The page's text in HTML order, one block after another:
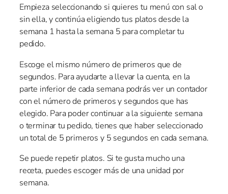
Empieza seleccionando si quieres tu menú con sal o
sin ella, y continúa eligiendo tus platos desde la
semana 1 hasta la semana 5 para completar tu
pedido.
Escoge el mismo número de primeros que de
segundos. Para ayudarte a llevar la cuenta, en la
parte inferior de cada semana podrás ver un contador
con el número de primeros y segundos que has
elegido. Para poder continuar a la siguiente semana
o terminar tu pedido, tienes que haber seleccionado
un total de 5 primeros y 5 segundos en cada semana.
Se puede repetir platos. Si te gusta mucho una
receta, puedes escoger más de una unidad por
semana.